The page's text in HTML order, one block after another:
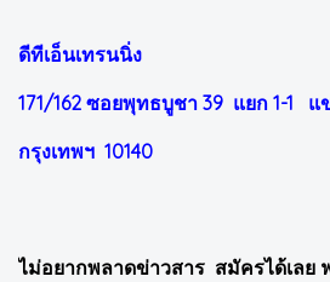
ดีทีเอ็นเทรนนิ่ง
171/162 ซอยพุทธบูชา 39 แยก 1-1 แ
กรุงเทพฯ 10140
ไม่อยากพลาดข่าวสาร สมัครได้เลย